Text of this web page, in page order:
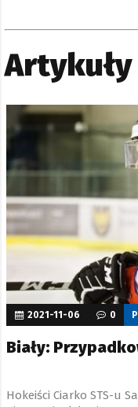
Artykuły
Biały:
Hokeiści Ciarko STS-u
2021-11-06 0